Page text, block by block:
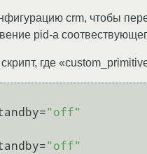
crm, чтобы
pid-a
где
"off"
"off"